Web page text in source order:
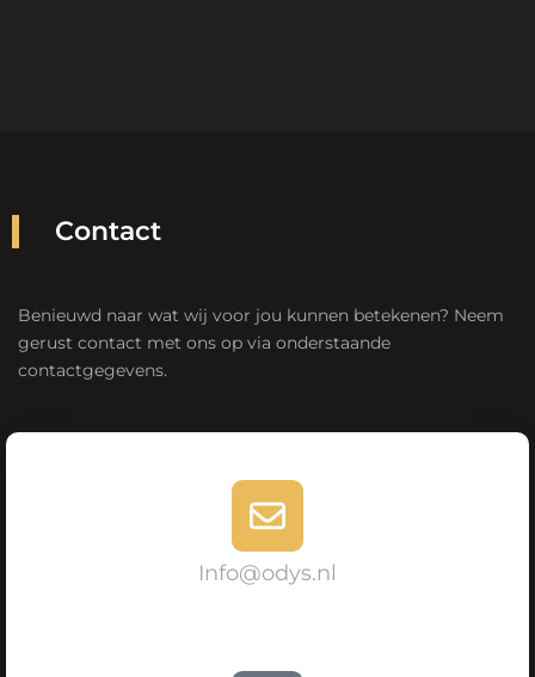
Contact
Benieuwd naar wat wij voor jou kunnen betekenen? Neem
gerust contact met ons op via onderstaande
contactgegevens.
Info@odys.nl